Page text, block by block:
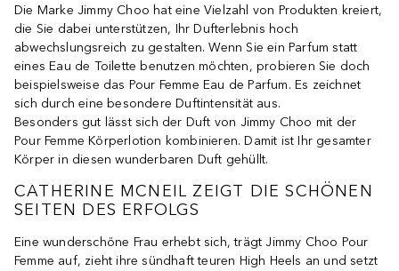
Die Marke Jimmy Choo hat eine Vielzahl von Produkten kreiert,
die Sie dabei unterstützen, Ihr Dufterlebnis hoch
abwechslungsreich zu gestalten. Wenn Sie ein Parfum statt
eines Eau de Toilette benutzen möchten, probieren Sie doch
beispielsweise das Pour Femme Eau de Parfum. Es zeichnet
sich durch eine besondere Duftintensität aus.
Besonders gut lässt sich der Duft von Jimmy Choo mit der
Pour Femme Körperlotion kombinieren. Damit ist Ihr gesamter
Körper in diesen wunderbaren Duft gehüllt.
CATHERINE MCNEIL ZEIGT DIE SCHÖNEN
SEITEN DES ERFOLGS
Eine wunderschöne Frau erhebt sich, trägt Jimmy Choo Pour
Femme auf, zieht ihre sündhaft teuren High Heels an und setzt